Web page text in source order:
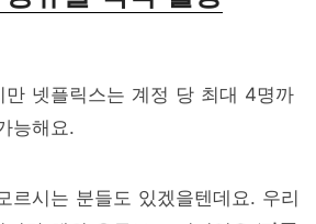
만 넷플릭스는 계정 당 최대 4명까
능해요.
르시는 분들도 있겠을텐데요. 우리